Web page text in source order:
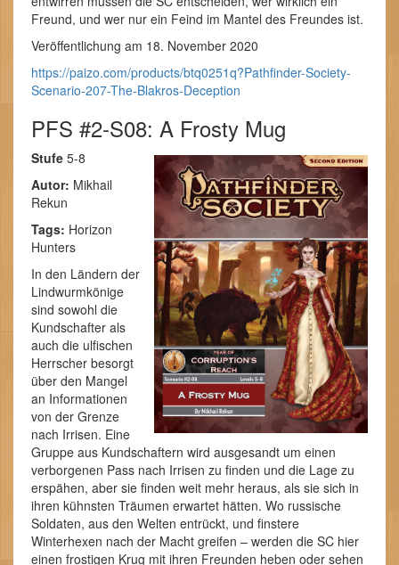
Freund, und wer nur ein Feind im Mantel des Freundes ist.
Veröffentlichung am 18. November 2020
https://paizo.com/products/btq0251q?Pathfinder-Society-
Scenario-207-The-Blakros-Deception
PFS #2-S08: A Frosty Mug
Stufe 5-8
Autor: Mikhail
Rekun
Tags: Horizon
Hunters
In den Ländern der
Lindwurmkönige
sind sowohl die
Kundschafter als
auch die ulfischen
Herrscher besorgt
über den Mangel
an Informationen
von der Grenze
nach Irrisen. Eine
Gruppe aus Kundschaftern wird ausgesandt um einen
verborgenen Pass nach Irrisen zu finden und die Lage zu
erspähen, aber sie finden weit mehr heraus, als sie sich in
ihren kühnsten Träumen erwartet hätten. Wo russische
Soldaten, aus den Welten entrückt, und finstere
Winterhexen nach der Macht greifen – werden die SC hier
einen frostigen Krug mit ihren Freunden heben oder sehen